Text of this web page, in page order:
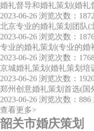
婚礼督导和婚礼策划(婚礼
2023-06-26 浏览次数：1872
北京专业的婚礼策划团队(
2023-06-26 浏览次数：
专业的婚礼策划(专业的婚
2023-06-26 浏览次数：
京城婚礼策划(婚礼策划培
2023-06-26 浏览次数：
郑州创意婚礼策划首选(国
2023-06-26 浏览次数：886
查看更多>
韶关市婚庆策划